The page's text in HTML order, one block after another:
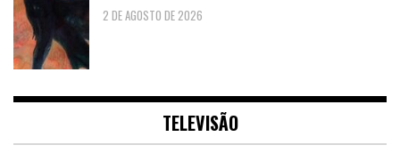
2 DE AGOSTO DE 2026
TELEVISÃO